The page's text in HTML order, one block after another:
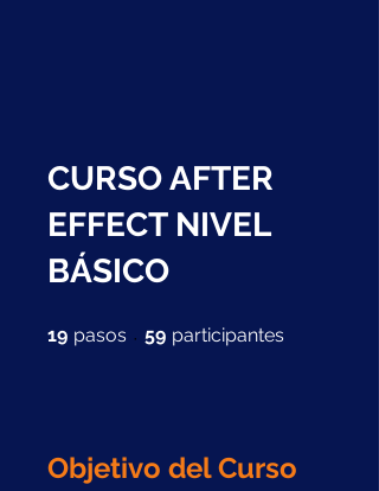
CURSO AFTER
EFFECT NIVEL
BÁSICO
19 pasos 19 pasos
59 participantes
Objetivo del Curso